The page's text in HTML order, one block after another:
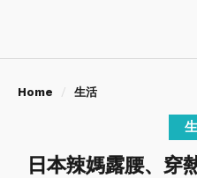
Home 生活
日本辣媽露腰、穿